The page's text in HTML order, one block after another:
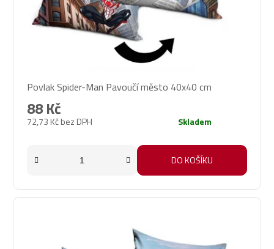
Povlak Spider-Man Pavoučí město 40x40 cm
72,73 Kč bez DPH
88 Kč
Skladem
DO KOŠÍKU